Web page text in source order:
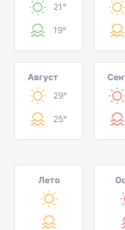
21°
19°
Август
29°
25°
Лето